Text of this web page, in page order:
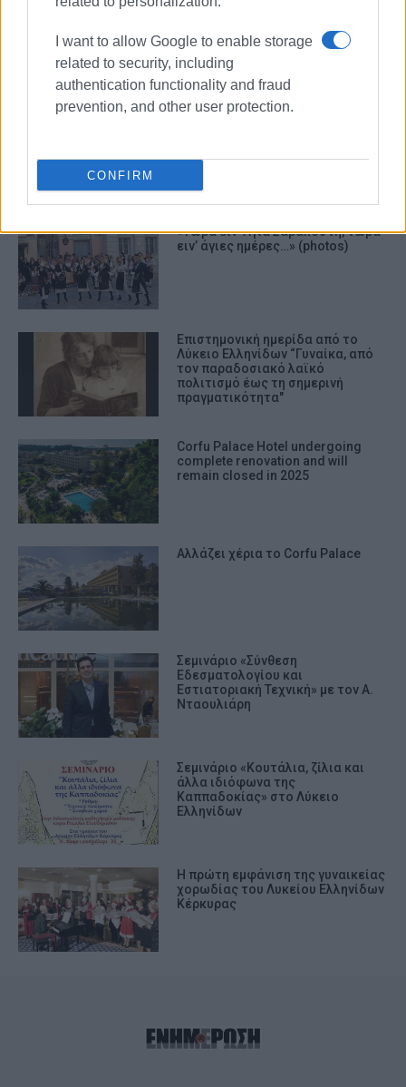
I want to allow Google to enable storage
related to security, including
authentication functionality and fraud
prevention, and other user protection.
CONFIRM
ΣΧΕΤΙΚA AΡΘΡΑ
«Τώρα ειν’ Αγιά Σαρακοστή, τώρα
ειν’ άγιες ημέρες…» (photos)
Επιστημονική ημερίδα από το
Λύκειο Ελληνίδων “Γυναίκα, από
τον παραδοσιακό λαϊκό
πολιτισμό έως τη σημερινή
πραγματικότητα"
Corfu Palace Hotel undergoing
complete renovation and will
remain closed in 2025
Αλλάζει χέρια το Corfu Palace
Σεμινάριο «Σύνθεση
Εδεσματολογίου και
Εστιατοριακή Τεχνική» με τον Α.
Νταουλιάρη
Σεμινάριο «Κουτάλια, ζίλια και
άλλα ιδιόφωνα της
Καππαδοκίας» στο Λύκειο
Ελληνίδων
Η πρώτη εμφάνιση της γυναικείας
χορωδίας του Λυκείου Ελληνίδων
Κέρκυρας